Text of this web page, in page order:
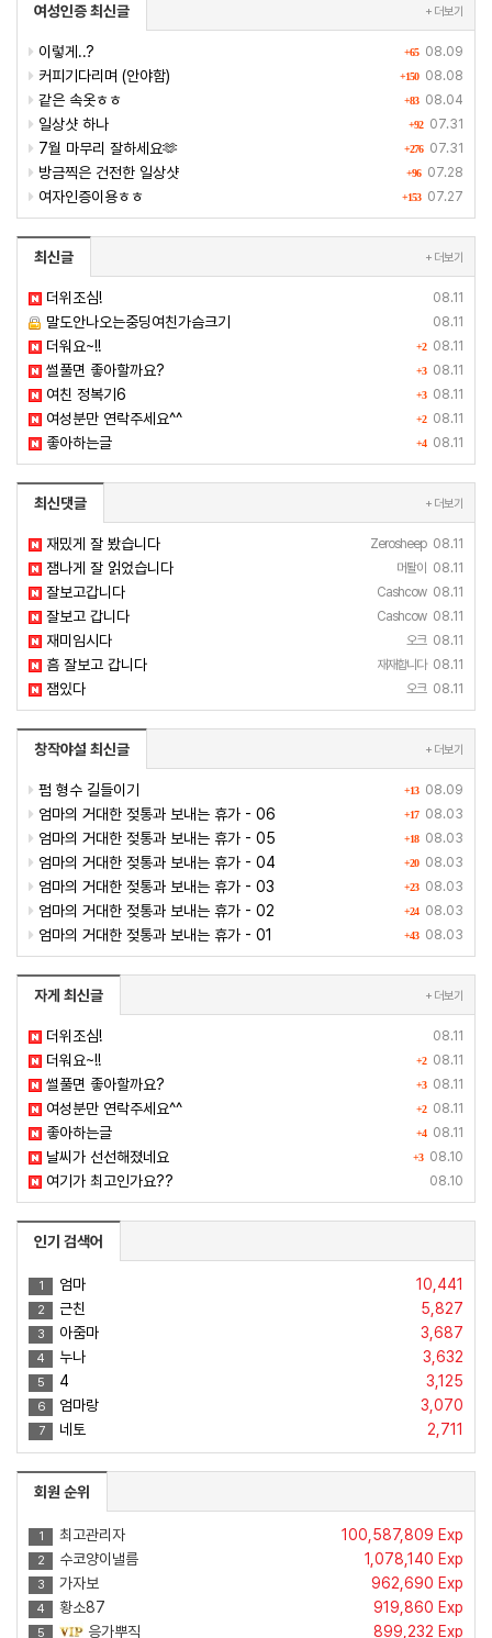
여성인증 최신글 + 더보기
+65 08.09
이렇게..?
+150 08.08
커피기다리며 (안야함)
+83 08.04
같은 속옷ㅎㅎ
+92 07.31
일상샷 하나
+276 07.31
7월 마무리 잘하세요🫶
+96 07.28
방금찍은 건전한 일상샷
+153 07.27
여자인증이용ㅎㅎ
최신글 + 더보기
08.11
더위조심!
08.11
말도안나오는중딩여친가슴크기
+2 08.11
더워요~!!
+3 08.11
썰풀면 좋아할까요?
+3 08.11
여친 정복기6
+2 08.11
여성분만 연락주세요^^
+4 08.11
좋아하는글
최신댓글 + 더보기
Zerosheep 08.11
재밌게 잘 봤습니다
머퇄이 08.11
잼나게 잘 읽었습니다
Cashcow 08.11
잘보고갑니다
Cashcow 08.11
잘보고 갑니다
오크 08.11
재미임시다
재재합니다 08.11
흠 잘보고 갑니다
오크 08.11
잼있다
창작야설 최신글 + 더보기
+13 08.09
펌 형수 길들이기
+17 08.03
엄마의 거대한 젖통과 보내는 휴가 - 06
+18 08.03
엄마의 거대한 젖통과 보내는 휴가 - 05
+20 08.03
엄마의 거대한 젖통과 보내는 휴가 - 04
+23 08.03
엄마의 거대한 젖통과 보내는 휴가 - 03
+24 08.03
엄마의 거대한 젖통과 보내는 휴가 - 02
+43 08.03
엄마의 거대한 젖통과 보내는 휴가 - 01
자게 최신글 + 더보기
08.11
더위조심!
+2 08.11
더워요~!!
+3 08.11
썰풀면 좋아할까요?
+2 08.11
여성분만 연락주세요^^
+4 08.11
좋아하는글
+3 08.10
날씨가 선선해졌네요
08.10
여기가 최고인가요??
인기 검색어
10,441
1
엄마
5,827
2
근친
3,687
3
아줌마
3,632
4
누나
3,125
5
4
3,070
6
엄마랑
2,711
7 네토
회원 순위
100,587,809 Exp
1
최고관리자
1,078,140 Exp
2
수코양이낼름
962,690 Exp
3
가자보
919,860 Exp
4
황소87
899,232 Exp
5 응가뿌직